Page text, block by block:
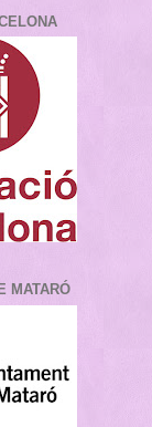
MATARÓ